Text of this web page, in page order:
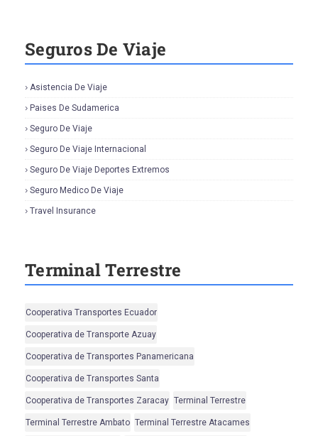
Seguros De Viaje
Asistencia De Viaje
Paises De Sudamerica
Seguro De Viaje
Seguro De Viaje Internacional
Seguro De Viaje Deportes Extremos
Seguro Medico De Viaje
Travel Insurance
Terminal Terrestre
Cooperativa Transportes Ecuador
Cooperativa de Transporte Azuay
Cooperativa de Transportes Panamericana
Cooperativa de Transportes Santa
Cooperativa de Transportes Zaracay Terminal Terrestre
Terminal Terrestre Ambato Terminal Terrestre Atacames